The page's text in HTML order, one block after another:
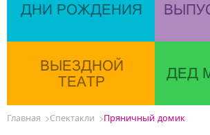
ДНИ РОЖДЕНИЯ
ВЫЕЗДНОЙ
ТЕАТР
ДЕД
Главная Спектакли Пряничный домик